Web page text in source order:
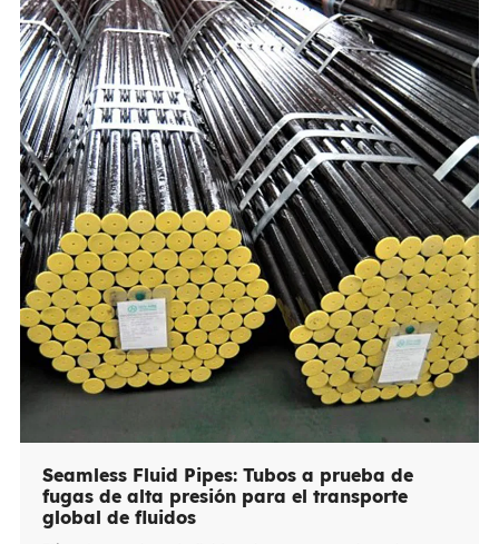
variantes de acero al carbono ofrecen De alta
resistencia para el uso industrial, mientras que las
opciones del acero inoxidable proporcionan Resistencia
a la corrosión superior para aplicaciones químicas y de
grado alimenticio. Con Transición de flujo suave, juntas a
prueba de fugas y compatibilidad con la soldadura a
tope, Roscados, o conexiones de la zócalo-soldadura,
son esenciales para el aceite y el gas, agua
Tratamiento.
Seamless Fluid Pipes: Tubos a prueba de
fugas de alta presión para el transporte
global de fluidos